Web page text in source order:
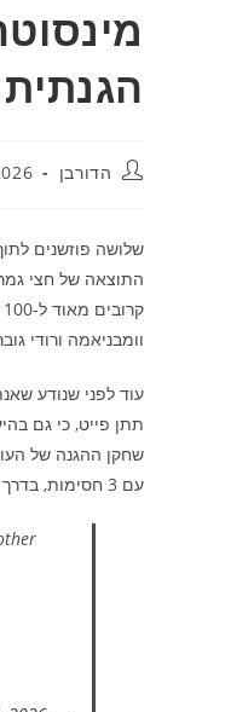
מחבר:
הדורבן
שלושה פוזשנים
וומבניאמה ורודי
עוד לפני שנודע
תתן פייט, כי גם
שחקן ההגנה של
עם 3 חסימות, בדרך ל-7 בהפסקה.